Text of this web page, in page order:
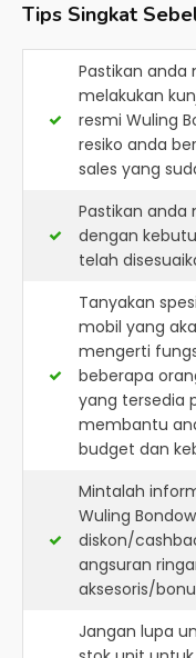
Tips Singkat
Pastikan
melakukan
resmi Wuling
resiko anda
sales yang
Pastikan anda
dengan
telah
Tanyakan
mobil yang
mengerti
beberapa
yang tersedia
membantu
budget dan
Mintalah
Wuling
diskon/
angsuran
aksesoris/
Jangan lupa